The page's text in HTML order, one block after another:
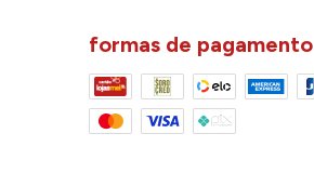
formas de pagamento